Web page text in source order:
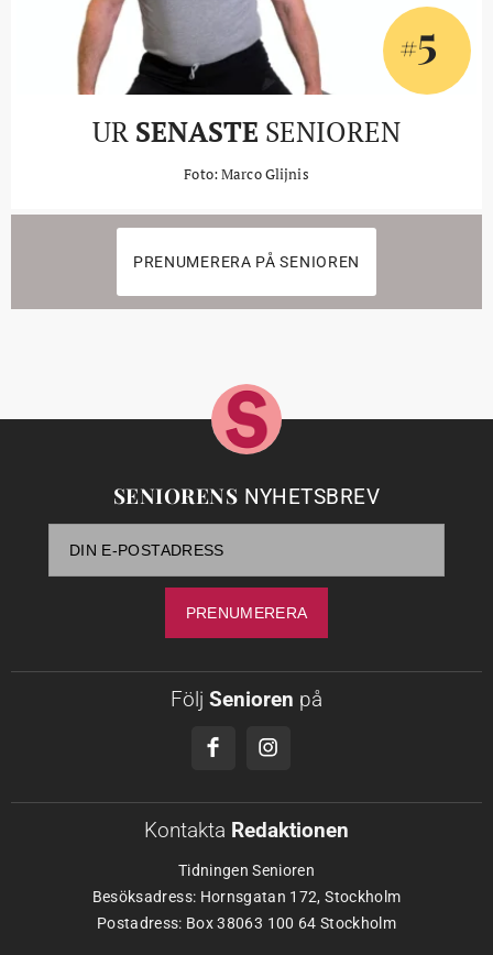
#5
UR SENASTE SENIOREN
Foto: Marco Glijnis
PRENUMERERA PÅ SENIOREN
SENIORENS NYHETSBREV
Följ Senioren på
Kontakta Redaktionen
Tidningen Senioren
Besöksadress: Hornsgatan 172, Stockholm
Postadress: Box 38063 100 64 Stockholm